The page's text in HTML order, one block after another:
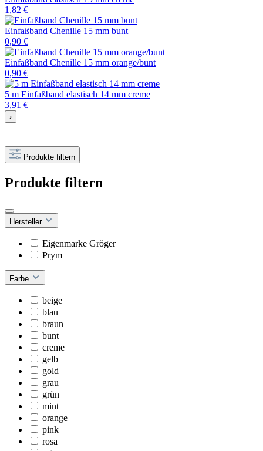
1,82 €
Einfaßband Chenille 15 mm bunt
0,90 €
Einfaßband Chenille 15 mm orange/bunt
0,90 €
5 m Einfaßband elastisch 14 mm creme
3,91 €
›
Produkte filtern
Produkte filtern
Hersteller
Eigenmarke Gröger
Prym
Farbe
beige
blau
braun
bunt
creme
gelb
gold
grau
grün
mint
orange
pink
rosa